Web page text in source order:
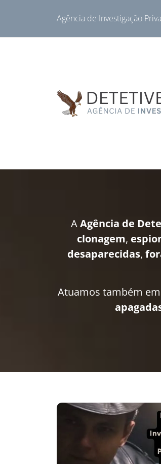
Agência de Investigação
AAgência de
clonagem,
desaparecidas,
Atuamos também em